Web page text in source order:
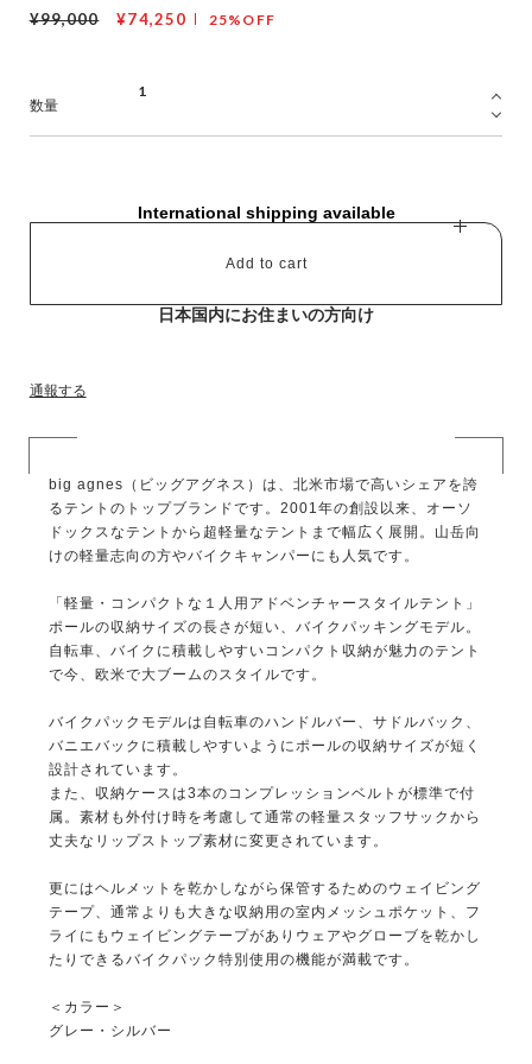
¥99,000 ¥74,250 25%OFF
数量
International shipping available
Add to cart
日本国内にお住まいの方向け
通報する
big agnes（ビッグアグネス）は、北米市場で高いシェアを誇
るテントのトップブランドです。2001年の創設以来、オーソ
ドックスなテントから超軽量なテントまで幅広く展開。山岳向
けの軽量志向の方やバイクキャンパーにも人気です。
「軽量・コンパクトな１人用アドベンチャースタイルテント」
ポールの収納サイズの長さが短い、バイクパッキングモデル。
自転車、バイクに積載しやすいコンパクト収納が魅力のテント
で今、欧米で大ブームのスタイルです。
バイクパックモデルは自転車のハンドルバー、サドルバック、
バニエバックに積載しやすいようにポールの収納サイズが短く
設計されています。
また、収納ケースは3本のコンプレッションベルトが標準で付
属。素材も外付け時を考慮して通常の軽量スタッフサックから
丈夫なリップストップ素材に変更されています。
更にはヘルメットを乾かしながら保管するためのウェイビング
テープ、通常よりも大きな収納用の室内メッシュポケット、フ
ライにもウェイビングテープがありウェアやグローブを乾かし
たりできるバイクパック特別使用の機能が満載です。
＜カラー＞
グレー・シルバー